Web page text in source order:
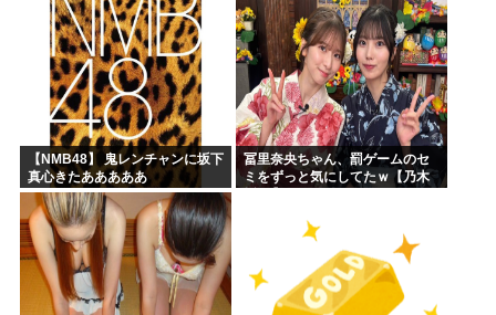
【NMB48】 鬼レンチャンに坂下
真心きたあああああ
冨里奈央ちゃん、罰ゲームのセ
ミをずっと気にしてたｗ【乃木